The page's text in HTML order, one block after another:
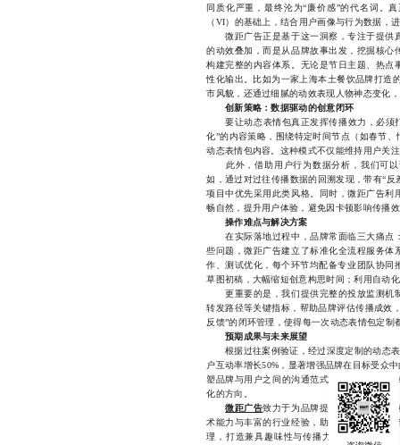
同质化严重，最终沦为“廉价感”的代名词。
（VI）的基础上，结合用户画像与行为数据，
微距广告正是基于这一洞察，专注于提供
的动效叠加，而是从品牌故事出发，挖掘核
构建完整的内容体系。无论是节日主题、热
性化输出。比如为一家上海本土餐饮品牌打造
市风貌，还通过细腻的动效表现人物神态变化
创新策略：数据驱动的创意闭环
要让动态表情包真正发挥传播效力，必须
化”的内容策略，围绕特定时间节点（如春节
动态表情包内容。这种模式不仅能维持用户关
此外，借助用户行为数据分析，我们可以
如，通过对过往传播数据的回溯发现，带有“
项目中优先采用此类风格。同时，微距广告
畅自然，提升用户体验，避免因卡顿影响传播
操作难点与解决方案
在实际落地过程中，品牌常面临三大痛点
些问题，微距广告建立了标准化全流程服务
作、测试优化，每个环节均配备专业团队协
草图初稿，大幅缩短创意构思时间；利用自动
更重要的是，我们提供完整的投放监测机
转发路径等关键指标，帮助品牌评估传播成
反馈”的闭环管理，使得每一次动态表情包定制
预期成果与未来展望
根据过往案例验证，经过深度定制的动态表
户互动率增长50%，显著增强品牌在目标受众
塑品牌与用户之间的沟通范式——从单向宣传
化的方向。
微距广告致力于为品牌提供从创意策划到
术能力与丰富的行业经验，助力企业在激烈
理，打造兼具趣味性与传播力的专属表情内